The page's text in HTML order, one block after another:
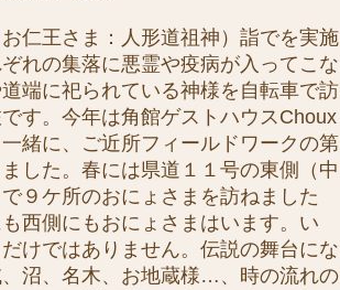
仁王さま：人形道祖神）詣でを実施
れの集落に悪霊や疫病が入ってこな
端に祀られている神様を自転車で訪
す。今年は角館ゲストハウスChoux
緒に、ご近所フィールドワークの第
した。春には県道１１号の東側（中
９ケ所のおにょさまを訪ねました
西側にもおにょさまはいます。い
けではありません。伝説の舞台にな
沼、名木、お地蔵様…、時の流れの